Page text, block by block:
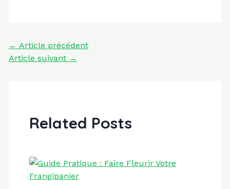
Navigation
des
← Article précédent
Article suivant →
Related Posts